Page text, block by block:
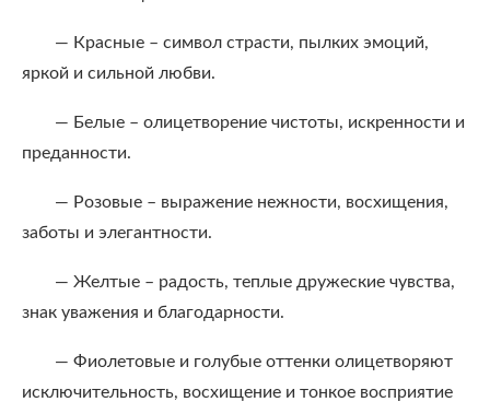
— Красные – символ страсти, пылких эмоций,
яркой и сильной любви.
— Белые – олицетворение чистоты, искренности и
преданности.
— Розовые – выражение нежности, восхищения,
заботы и элегантности.
— Желтые – радость, теплые дружеские чувства,
знак уважения и благодарности.
— Фиолетовые и голубые оттенки олицетворяют
исключительность, восхищение и тонкое восприятие